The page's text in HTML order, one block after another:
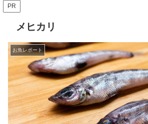
PR
メヒカリ
お魚レポート